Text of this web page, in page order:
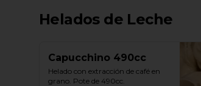
excepción de la lúcuma"
Helados de Leche
Capucchino 490cc
Helado con extracción de café en
grano. Pote de 490cc.